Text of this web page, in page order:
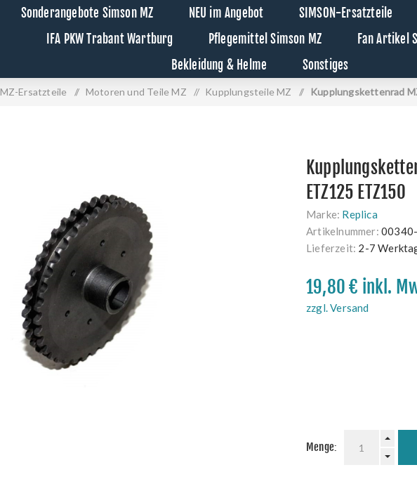
Sonderangebote Simson MZ NEU im Angebot SIMSON-Ersatzteile
IFA PKW Trabant Wartburg
Pflegemittel Simson MZ
Fan Artikel
Bekleidung & Helme
Sonstiges
MZ-Ersatzteile / Motoren und Teile MZ / Kupplungsteile MZ / Kupplungskettenrad
ETZ125 ETZ150
Marke: Replica
Artikelnummer:
Lieferzeit: 2-7
19,80 € inkl.
zzgl. Versand
Menge: